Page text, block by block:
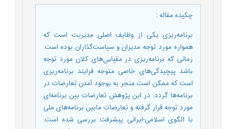
چکیده مقاله:
برنامه‌ریزی یکی از وظایف اصلی مدیریت است که
همواره مورد توجه مدیران و سیاست‌گذاران بوده است.
زمانی که برنامه‌ریزی در مقیاس‌های کلان مورد توجه
باشد پیچیدگی‌های خاصی متوجه فرایند برنامه‌ریزی
است که ممکن است منجر به بوجود آمدن تعارضات در
برنامه‌ها گردد. در این پژوهش تعارضات بین برنامه‌ای
مورد توجه قرار گرفته و تعارضات مابین برنامه‌های ملی
با الگوی اسلامی-ایرانی پیشرفت بررسی شده است.